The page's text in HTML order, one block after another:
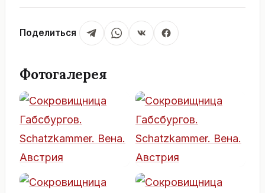
Поделиться
Фотогалерея